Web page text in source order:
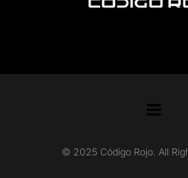
© 2025 Código Rojo. All